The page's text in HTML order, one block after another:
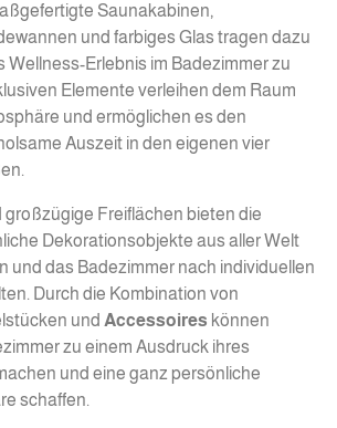
Saunakabinen,
und farbiges Glas tragen dazu
Wellness-Erlebnis im Badezimmer zu
Elemente verleihen dem Raum
und ermöglichen es den
Auszeit in den eigenen vier
großzügige Freiflächen bieten die
Dekorationsobjekte aus aller Welt
und das Badezimmer nach individuellen
Durch die Kombination von
und Accessoires können
zu einem Ausdruck ihres
und eine ganz persönliche
schaffen.